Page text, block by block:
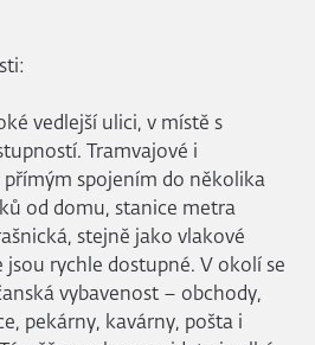
vedlejší ulici, v místě s
Tramvajové i
přímým spojením do několika
od domu, stanice metra
stejně jako vlakové
jsou rychle dostupné. V okolí se
vybavenost – obchody,
pekárny, kavárny, pošta i